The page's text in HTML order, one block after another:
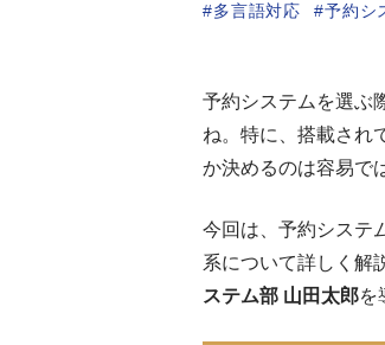
多言語対応 予約シ
予約システムを選ぶ
ね。特に、搭載され
か決めるのは容易で
今回は、予約システ
系について詳しく解
ステム部 山田太郎を